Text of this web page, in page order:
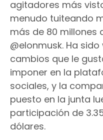
agitadores más
menudo tuiteando
más de 80 millones
@elonmusk. Ha
cambios que le
imponer en la
sociales, y la
puesto en la junta
participación de
dólares.